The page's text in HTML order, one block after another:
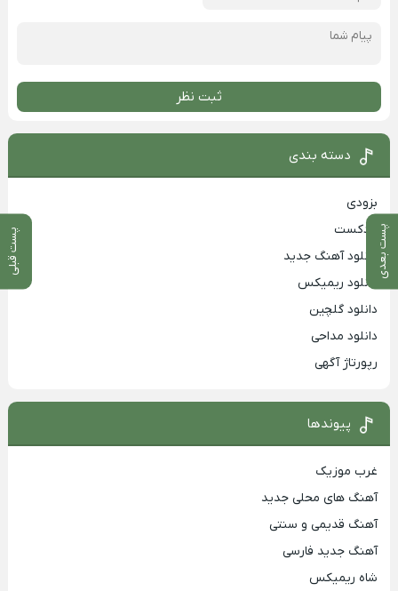
پست بعدی پست قبلی
ثبت نظر
دسته بندی
بزودی
پادکست
دانلود آهنگ جدید
دانلود ریمیکس
دانلود گلچین
دانلود مداحی
رپورتاژ آگهی
پیوندها
غرب موزیک
آهنگ های محلی جدید
آهنگ قدیمی و سنتی
آهنگ جدید فارسی
شاه ریمیکس